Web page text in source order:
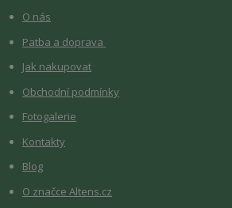
O nás
Patba a doprava
Jak nakupovat
Obchodní podmínky
Fotogalerie
Kontakty
Blog
O značce Altens.cz